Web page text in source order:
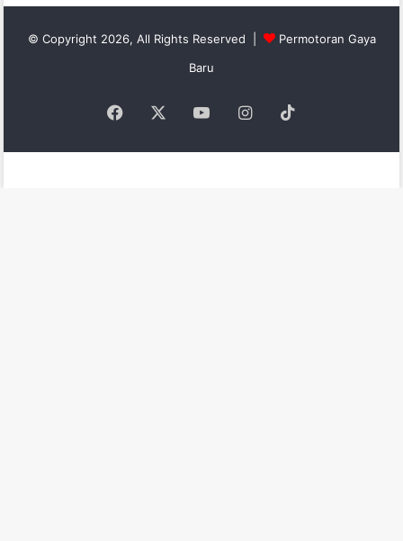
© Copyright 2026, All Rights Reserved |
Permotoran Gaya
Baru
Facebook YouTubeInstagram